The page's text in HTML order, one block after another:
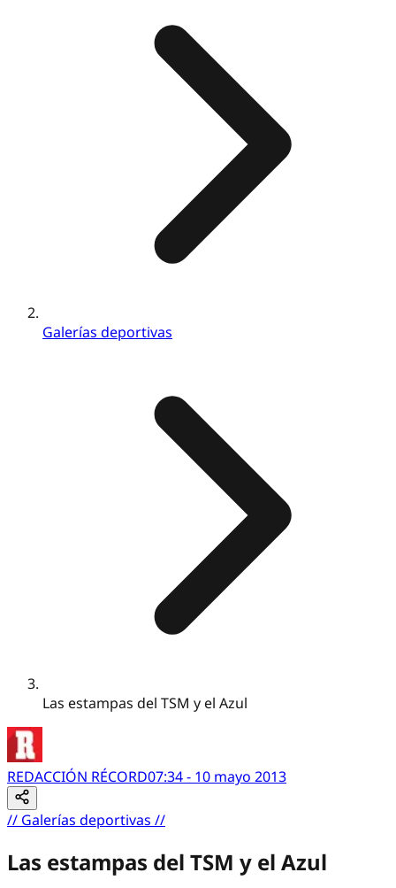
Galerías deportivas
Las estampas del TSM y el Azul
REDACCIÓN RÉCORD07:34 - 10 mayo 2013
// Galerías deportivas //
Las estampas del TSM y el Azul